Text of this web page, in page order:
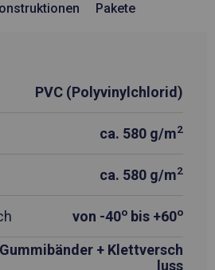
Pakete
PVC (Polyvinylchlorid)
ca. 580 g/m2
ca. 580 g/m2
von -40o bis +60o
+ Klettversch
luss